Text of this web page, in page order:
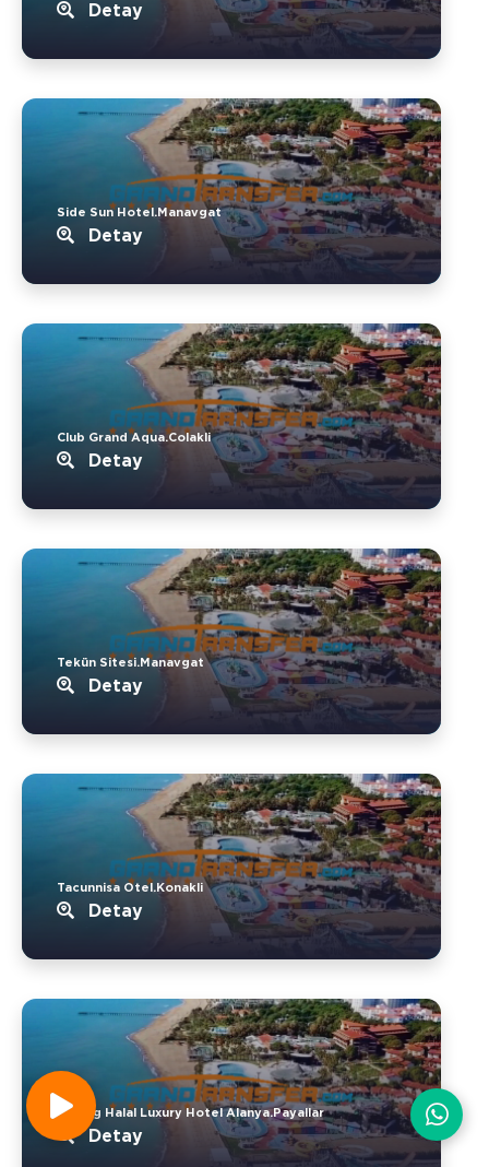
Detay
Side Sun Hotel.Manavgat
Detay
Club Grand Aqua.Colakli
Detay
Tekün Sitesi.Manavgat
Detay
Tacunnisa Otel.Konakli
Detay
Simurg Halal Luxury Hotel Alanya.Payallar
Detay